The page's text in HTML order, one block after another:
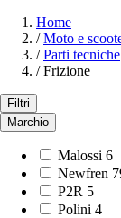
Home
/ Moto e
/ Parti tecniche
/ Frizione
Filtri
Marchio
Malossi 6
Newfren
P2R 5
Polini 4